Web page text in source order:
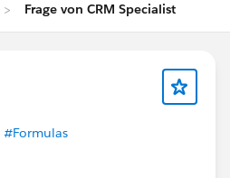
Frage von CRM Specialist
#Formulas